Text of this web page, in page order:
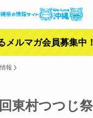
メルマガ会員募集中！
報
東村つつじ祭